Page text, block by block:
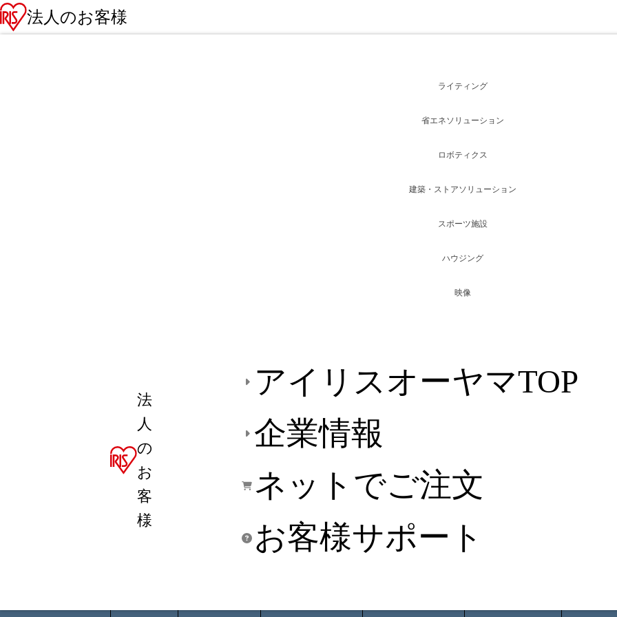
法人のお客様
法
人
の
お
客
様
アイリスオーヤマTOP
企業情報
ネットでご注文
お客様サポート
ライティング
省エネソリューション
ロボティクス
建築・ストアソリューション
スポーツ施設
ハウジング
映像